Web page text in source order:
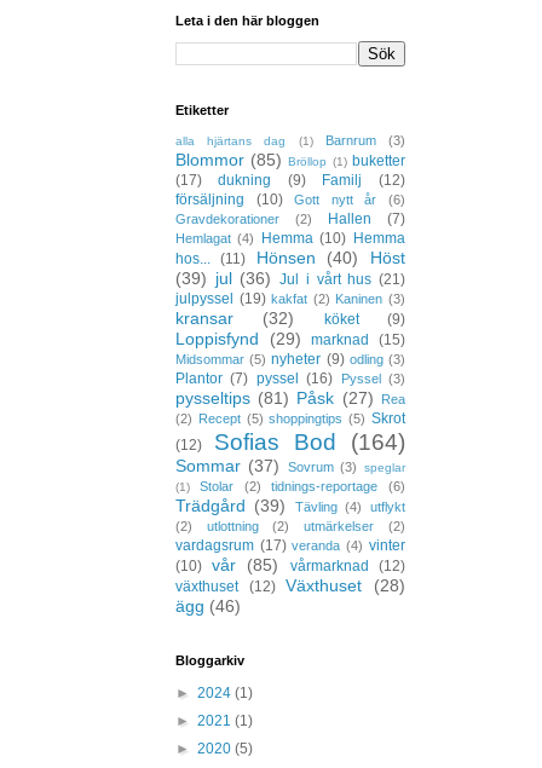
Leta i den här bloggen
Etiketter
alla hjärtans dag (1) Barnrum (3)
Blommor (85) Bröllop (1) buketter
(17)
dukning (9) Familj
(12)
försäljning
(10) Gott nytt år
(6)
Gravdekorationer
(2) Hallen (7)
Hemlagat (4) Hemma (10) Hemma
hos...
(11) Hönsen (40)
Höst
(39) jul (36) Jul i vårt hus (21)
julpyssel
(19) kakfat (2) Kaninen (3)
kransar (32) köket (9)
Loppisfynd (29) marknad (15)
Midsommar (5) nyheter (9) odling (3)
Plantor (7) pyssel (16) Pyssel (3)
pysseltips (81) Påsk (27)
Rea
(2) Recept (5) shoppingtips (5) Skrot
(12)
Sofias Bod (164)
Sommar (37) Sovrum (3)
speglar
(1)
Stolar (2) tidnings-reportage (6)
Trädgård (39) Tävling (4)
utflykt
(2)
utlottning (2) utmärkelser (2)
vardagsrum (17) veranda (4) vinter
(10) vår (85) vårmarknad
(12)
växthuset
(12) Växthuset
(28)
ägg (46)
Bloggarkiv
► 2024 (1)
► 2021 (1)
► 2020 (5)